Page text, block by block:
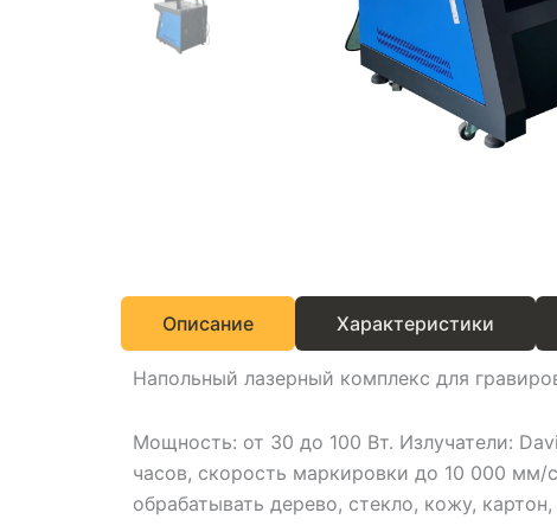
Описание Характеристики
Напольный лазерный комплекс для
Мощность: от 30 до 100 Вт. Излучатели:
часов, скорость маркировки до 10 000
обрабатывать дерево, стекло, кожу,